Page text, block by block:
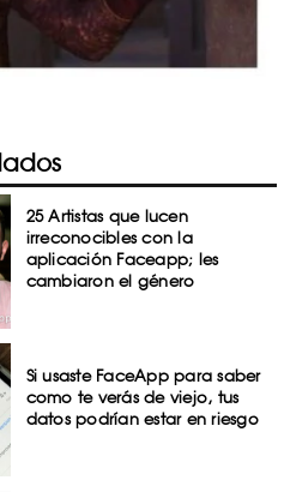
25 Artistas que lucen
irreconocibles con la
aplicación Faceapp; les
cambiaron el género
Si usaste FaceApp para saber
como te verás de viejo, tus
datos podrían estar en riesgo